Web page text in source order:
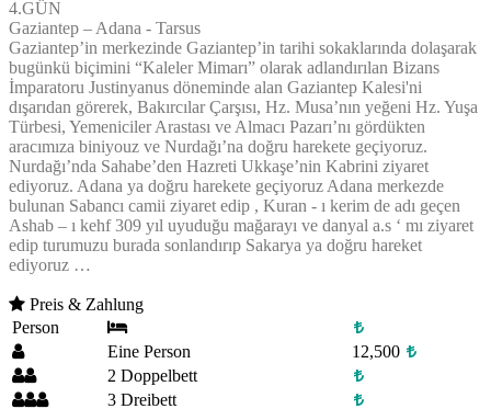
4.GÜN
Gaziantep – Adana - Tarsus
Gaziantep’in merkezinde Gaziantep’in tarihi sokaklarında dolaşarak
bugünkü biçimini “Kaleler Mimarı” olarak adlandırılan Bizans
İmparatoru Justinyanus döneminde alan Gaziantep Kalesi'ni
dışarıdan görerek, Bakırcılar Çarşısı, Hz. Musa’nın yeğeni Hz. Yuşa
Türbesi, Yemeniciler Arastası ve Almacı Pazarı’nı gördükten
aracımıza biniyouz ve Nurdağı’na doğru harekete geçiyoruz.
Nurdağı’nda Sahabe’den Hazreti Ukkaşe’nin Kabrini ziyaret
ediyoruz. Adana ya doğru harekete geçiyoruz Adana merkezde
bulunan Sabancı camii ziyaret edip , Kuran - ı kerim de adı geçen
Ashab – ı kehf 309 yıl uyuduğu mağarayı ve danyal a.s ‘ mı ziyaret
edip turumuzu burada sonlandırıp Sakarya ya doğru hareket
ediyoruz …
Preis & Zahlung
Person
Eine Person
12,500
2 Doppelbett
3 Dreibett